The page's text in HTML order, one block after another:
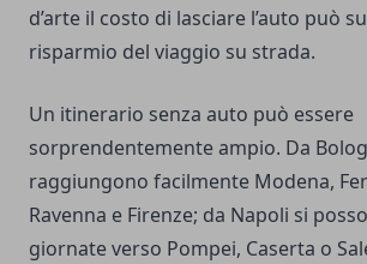
d’arte il costo di lasciare l’auto può
risparmio del viaggio su strada.
Un itinerario senza auto può essere
sorprendentemente ampio. Da
raggiungono facilmente Modena,
Ravenna e Firenze; da Napoli si
giornate verso Pompei, Caserta o